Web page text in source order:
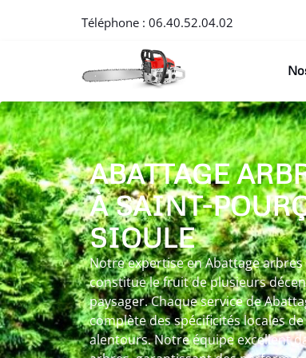
Téléphone : 06.40.52.04.02
ABATTAGE
À SAINT-
SIOULE
Notre expertise en Abattage
constitue le fruit de plusieurs
paysager. Chaque service de
complète des spécificités locales
alentours. Notre équipe excellent